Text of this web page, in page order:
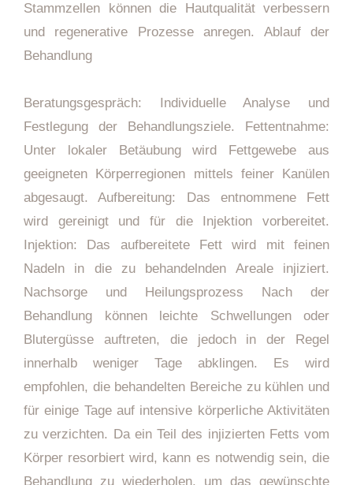
Stammzellen können die Hautqualität verbessern
und regenerative Prozesse anregen. Ablauf der
Behandlung
Beratungsgespräch: Individuelle Analyse und
Festlegung der Behandlungsziele. Fettentnahme:
Unter lokaler Betäubung wird Fettgewebe aus
geeigneten Körperregionen mittels feiner Kanülen
abgesaugt. Aufbereitung: Das entnommene Fett
wird gereinigt und für die Injektion vorbereitet.
Injektion: Das aufbereitete Fett wird mit feinen
Nadeln in die zu behandelnden Areale injiziert.
Nachsorge und Heilungsprozess Nach der
Behandlung können leichte Schwellungen oder
Blutergüsse auftreten, die jedoch in der Regel
innerhalb weniger Tage abklingen. Es wird
empfohlen, die behandelten Bereiche zu kühlen und
für einige Tage auf intensive körperliche Aktivitäten
zu verzichten. Da ein Teil des injizierten Fetts vom
Körper resorbiert wird, kann es notwendig sein, die
Behandlung zu wiederholen, um das gewünschte